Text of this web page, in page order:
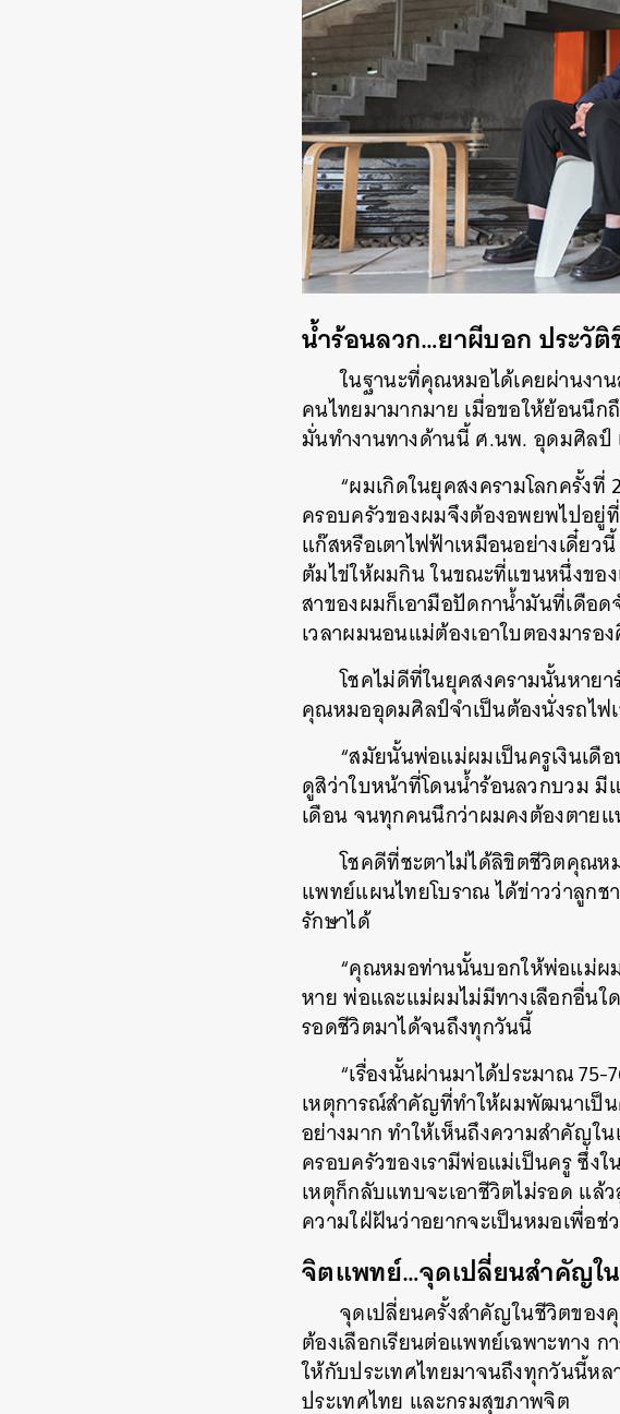
น้ำร้อนลวก…ยาผีบอก ประวั
ในฐานะที่คุณหมอได้เคยผ่านง
คนไทยมามากมาย เมื่อขอให้ย้อนนึ
มั่นทำงานทางด้านนี้ ศ.นพ. อุดมศิลป์
“ผมเกิดในยุคสงครามโลกครั้งที่
ครอบครัวของผมจึงต้องอพยพไปอยู่
แก๊สหรือเตาไฟฟ้าเหมือนอย่างเดี๋ย
ต้มไข่ให้ผมกิน ในขณะที่แขนหนึ่งขอ
สาของผมก็เอามือปัดกาน้ำมันที่เดือ
เวลาผมนอนแม่ต้องเอาใบตองมารอ
โชคไม่ดีที่ในยุคสงครามนั้นหาย
คุณหมออุดมศิลป์จำเป็นต้องนั่งรถไฟ
“สมัยนั้นพ่อแม่ผมเป็นครูเงินเดื
ดูสิว่าใบหน้าที่โดนน้ำร้อนลวกบวม
เดือน จนทุกคนนึกว่าผมคงต้องตายแ
โชคดีที่ชะตาไม่ได้ลิขิตชีวิตคุณห
แพทย์แผนไทยโบราณ ได้ข่าวว่าลูกช
รักษาได้
“คุณหมอท่านนั้นบอกให้พ่อแม่ผ
หาย พ่อและแม่ผมไม่มีทางเลือกอื่น
รอดชีวิตมาได้จนถึงทุกวันนี้
“เรื่องนั้นผ่านมาได้ประมาณ
เหตุการณ์สำคัญที่ทำให้ผมพัฒนาเป็
อย่างมาก ทำให้เห็นถึงความสำคัญใ
ครอบครัวของเรามีพ่อแม่เป็นครู ซึ่ง
เหตุก็กลับแทบจะเอาชีวิตไม่รอด แล้
ความใฝ่ฝันว่าอยากจะเป็นหมอเพื่อช่
จิตแพทย์…จุดเปลี่ยนสำคัญใ
จุดเปลี่ยนครั้งสำคัญในชีวิตขอ
ต้องเลือกเรียนต่อแพทย์เฉพาะทาง
ให้กับประเทศไทยมาจนถึงทุกวันนี้ห
ประเทศไทย และกรมสุขภาพจิต